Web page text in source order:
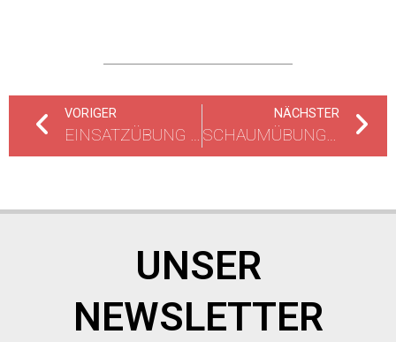
VORIGER
EINSATZÜBUNG DES ELW 2 IN KELSTERBACH
NÄCHSTER
SCHAUMÜBUNG DER FREIWILLIGEN FEUERWEHR RÜSSELSHEIM–STADT
UNSER
NEWSLETTER